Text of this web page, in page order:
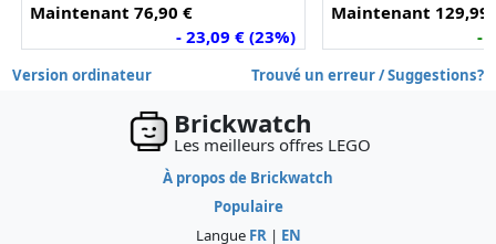
Maintenant 76,90 €
- 23,09 € (23%)
Maintenant 129,99
-
Version ordinateur Trouvé un erreur / Suggestions?
Brickwatch
Les meilleurs offres LEGO
À propos de Brickwatch
Populaire
Langue FR| EN